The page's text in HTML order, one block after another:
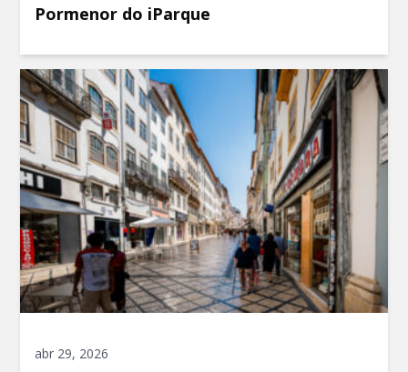
Pormenor do iParque
abr 29, 2026